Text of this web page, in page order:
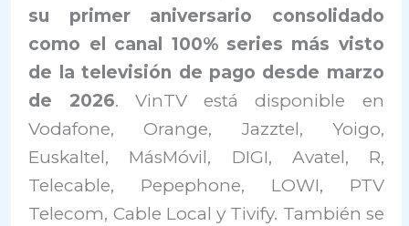
su primer aniversario consolidado
como el canal 100% series más visto
de la televisión de pago desde marzo
de 2026. VinTV está disponible en
Vodafone, Orange, Jazztel, Yoigo,
Euskaltel, MásMóvil, DIGI, Avatel, R,
Telecable, Pepephone, LOWI, PTV
Telecom, Cable Local y Tivify. También se